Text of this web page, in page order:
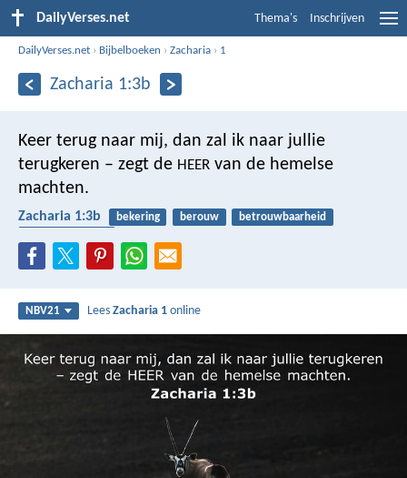
DailyVerses.net Thema's Inschrijven
DailyVerses.net › Bijbelboeken ›Zacharia › 1
Zacharia 1:3b
Keer terug naar mij, dan zal ik naar jullie
terugkeren – zegt de HEER van de hemelse
machten.
Zacharia 1:3b bekering berouw
betrouwbaarheid
NBV21 LeesZacharia 1 online